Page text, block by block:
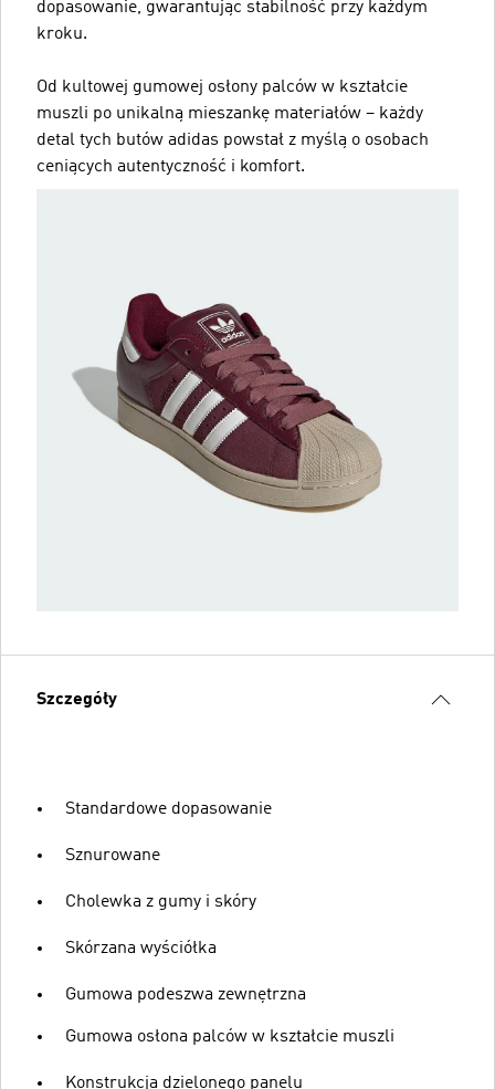
dopasowanie, gwarantując stabilność przy każdym
kroku.
Od kultowej gumowej osłony palców w kształcie
muszli po unikalną mieszankę materiałów – każdy
detal tych butów adidas powstał z myślą o osobach
ceniących autentyczność i komfort.
Szczegóły
Standardowe dopasowanie
Sznurowane
Cholewka z gumy i skóry
Skórzana wyściółka
Gumowa podeszwa zewnętrzna
Gumowa osłona palców w kształcie muszli
Konstrukcja dzielonego panelu